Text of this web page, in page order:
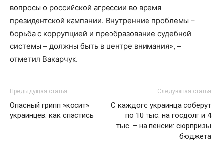
вопросы о российской агрессии во время
президентской кампании. Внутренние проблемы –
борьба с коррупцией и преобразование судебной
системы – должны быть в центре внимания», –
отметил Вакарчук.
Предыдущая статья
Опасный грипп »косит»
украинцев: как спастись
Следующая статья
С каждого украинца соберут
по 10 тыс. на госдолг и 4
тыс. – на пенсии: сюрпризы
бюджета